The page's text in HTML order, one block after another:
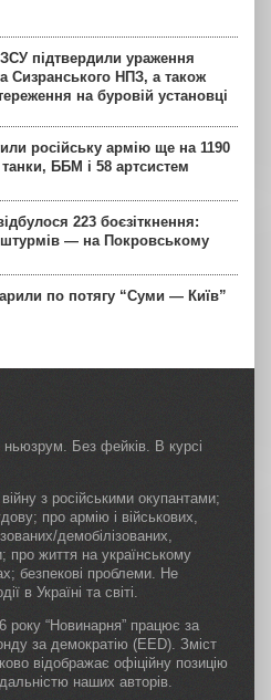
підтвердили ураження
Сизранського НПЗ, а також
на буровій установці
російську армію ще на 1190
танки, ББМ і 58 артсистем
223 боєзіткнення:
— на Покровському
по потягу “Суми — Київ”
ньюзрум. Без фейків. В курсі
з російськими окупантами;
про армію і військових,
демобілізованих,
про життя на українському
безпекові проблеми. Не
в Україні та світі.
року “Новинарня” працює за
за демократію (EED). Зміст
відображає офіційну позицію
наших авторів.